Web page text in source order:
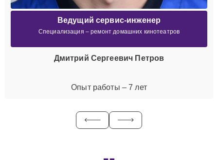
Ведущий сервис-инженер
Специализация – ремонт домашних кинотеатров
Дмитрий Сергеевич Петров
Опыт работы – 7 лет